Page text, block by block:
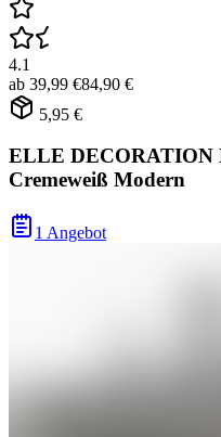
4.1
ab 39,99 €84,90 €
5,95 €
ELLE DECORATION
Cremeweiß Modern
1 Angebot